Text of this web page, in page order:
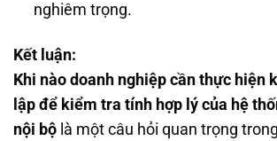
nghiêm trọng.
Kết luận:
Khi nào doanh nghiệp cần thực hiện
lập để kiểm tra tính hợp lý của hệ
nội bộ là một câu hỏi quan trọng